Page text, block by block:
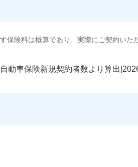
保険料は概算であり、実際にご契約い
新規契約者数より算出[